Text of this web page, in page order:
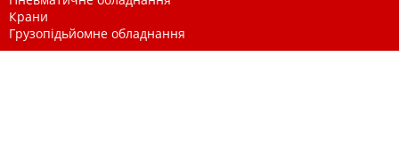
Крани
Грузопідьйомне обладнання